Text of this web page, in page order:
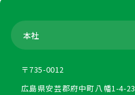
本社
〒735-0012
広島県安芸郡府中町八幡1-4-23